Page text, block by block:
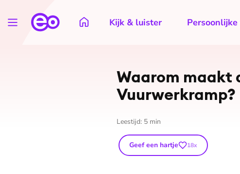
Kijk & luister
Waarom maakt
Vuurwerkramp?
Leestijd: 5 min
Geef een hartje 18x